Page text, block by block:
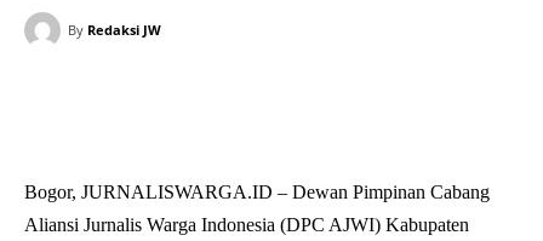
By Redaksi JW
Bogor, JURNALISWARGA.ID – Dewan Pimpinan Cabang
Aliansi Jurnalis Warga Indonesia (DPC AJWI) Kabupaten